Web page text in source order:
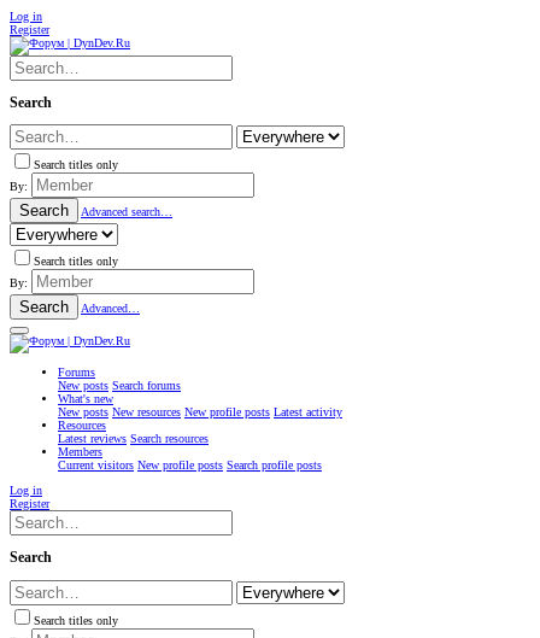
Log in
Register
Search
Search titles only
By:
Search Advanced search…
Search titles only
By:
Search Advanced…
Forums
New posts Search forums
What's new
New posts New resources New profile posts Latest activity
Resources
Latest reviews Search resources
Members
Current visitors New profile posts Search profile posts
Log in
Register
Search
Search titles only